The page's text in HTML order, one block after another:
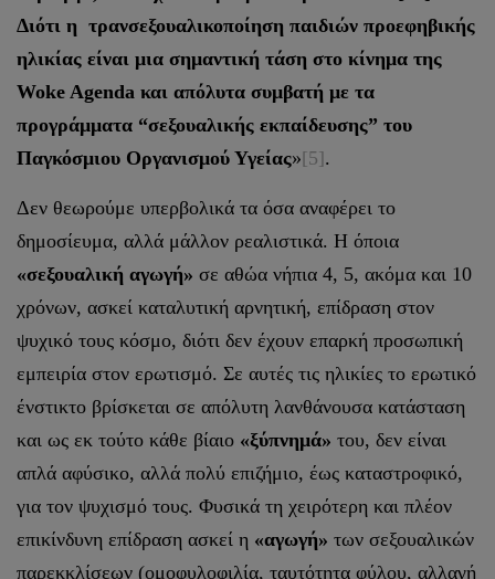
Διότι η τρανσεξουαλικοποίηση παιδιών προεφηβικής
ηλικίας είναι μια σημαντική τάση στο κίνημα της
Woke Agenda και απόλυτα συμβατή με τα
προγράμματα “σεξουαλικής εκπαίδευσης” του
Παγκόσμιου Οργανισμού Υγείας»[5].
Δεν θεωρούμε υπερβολικά τα όσα αναφέρει το
δημοσίευμα, αλλά μάλλον ρεαλιστικά. Η όποια
«σεξουαλική αγωγή» σε αθώα νήπια 4, 5, ακόμα και 10
χρόνων, ασκεί καταλυτική αρνητική, επίδραση στον
ψυχικό τους κόσμο, διότι δεν έχουν επαρκή προσωπική
εμπειρία στον ερωτισμό. Σε αυτές τις ηλικίες το ερωτικό
ένστικτο βρίσκεται σε απόλυτη λανθάνουσα κατάσταση
και ως εκ τούτο κάθε βίαιο «ξύπνημά» του, δεν είναι
απλά αφύσικο, αλλά πολύ επιζήμιο, έως καταστροφικό,
για τον ψυχισμό τους. Φυσικά τη χειρότερη και πλέον
επικίνδυνη επίδραση ασκεί η «αγωγή» των σεξουαλικών
παρεκκλίσεων (ομοφυλοφιλία, ταυτότητα φύλου, αλλαγή